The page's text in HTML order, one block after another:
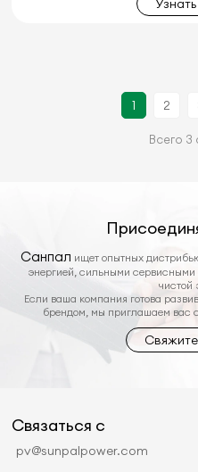
1 2
Всего 3
Санпал ищет опытных
энергией, сильными
чистой
Если ваша компания готова
брендом, мы приглашаем вас
Связаться с
pv@sunpalpower.com